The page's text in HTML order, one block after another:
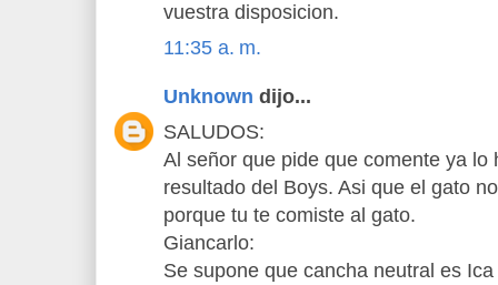
vuestra disposicion.
11:35 a. m.
Unknown dijo...
SALUDOS:
Al señor que pide que comente ya lo
resultado del Boys. Asi que el gato
porque tu te comiste al gato.
Giancarlo:
Se supone que cancha neutral es